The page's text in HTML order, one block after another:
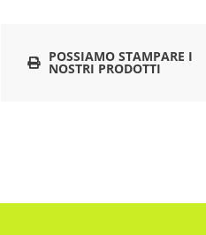
POSSIAMO STAMPARE I
NOSTRI PRODOTTI